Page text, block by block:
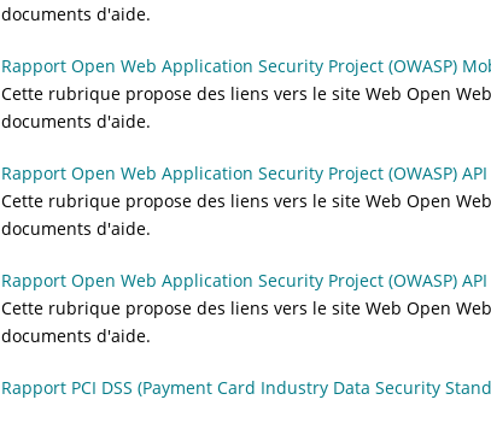
documents d'aide.
Rapport Open Web Application Security Project (OWASP)
Cette rubrique propose des liens vers le site Web Open
documents d'aide.
Rapport Open Web Application Security Project (OWASP)
Cette rubrique propose des liens vers le site Web Open
documents d'aide.
Rapport Open Web Application Security Project (OWASP)
Cette rubrique propose des liens vers le site Web Open
documents d'aide.
Rapport PCI DSS (Payment Card Industry Data Security